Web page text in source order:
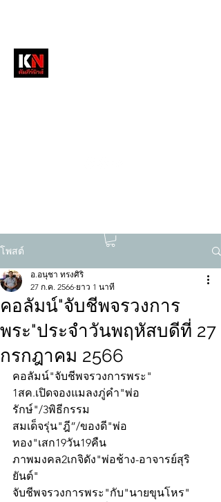
โพสต์
คอลัมน์"จับชีพจรวงการ
พระ"ประจำวันพฤหัสบดีที่ 27
กรกฎาคม 2566
อ.อนุชา ทรงศิริ
27 ก.ค. 2566 ยาว 1 นาที
คอลัมน์"จับชีพจรวงการพระ"
1สค.เปิดจองแมลงภู่คำ"พ่อ
รักษ์"/3พิธีกรรม
สมเด็จรุ่น"ฎี”/ของดี"พ่อ
ทอง"เสก19วัน19คืน
ภาพมงคล2เกจิดัง"พ่อช้าง-อาจารย์สุริ
ยันต์"
จับชีพจรวงการพระ"กับ"นายขุนโหร"